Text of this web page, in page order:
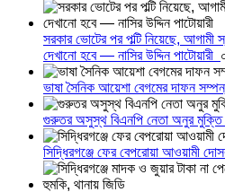
সরকার ভোটের পর পল্টি নিয়েছে, আগামী
দেখানো হবে — নাসির উদ্দিন পাটোয়ারী
ভাষা সৈনিক আয়েশা বেগমের দাফন
গুরুতর অসুস্থ বিএনপি নেতা অনুর মুক্তি
সিদ্ধিরগঞ্জে ফের বেপরোয়া আওয়ামী